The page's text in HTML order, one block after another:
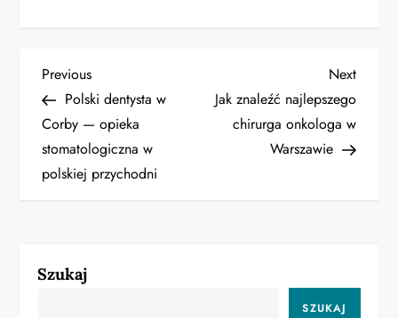
N
a
w
a
Previous
Post
Previous
Polski dentysta w
Corby — opieka
stomatologiczna w
polskiej przychodni
Next
Post
Next
Jak znaleźć najlepszego
chirurga onkologa w
Warszawie
Szukaj
SZUKAJ